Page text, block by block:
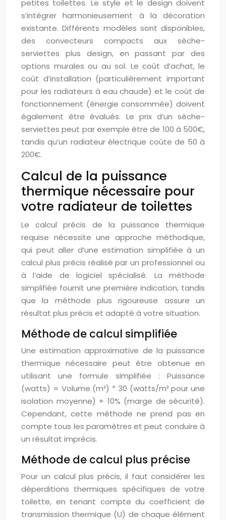
petites toilettes. Le style et le design doivent
s’intégrer harmonieusement à la décoration
existante. Différents modèles sont disponibles,
des convecteurs compacts aux sèche-
serviettes plus design, en passant par des
options murales ou au sol. Le coût d’achat, le
coût d’installation (particulièrement important
pour les radiateurs à eau chaude) et le coût de
fonctionnement (énergie consommée) doivent
également être évalués. Le prix d’un sèche-
serviettes peut par exemple être de 100 à 500€,
tandis qu’un radiateur électrique coûte de 50 à
200€.
Calcul de la puissance
thermique nécessaire pour
votre radiateur de toilettes
Le calcul précis de la puissance thermique
requise nécessite une approche méthodique,
qui peut aller d’une estimation simplifiée à un
calcul plus précis réalisé par un professionnel ou
à l’aide de logiciel spécialisé. La méthode
simplifiée fournit une première indication, tandis
que la méthode plus rigoureuse assure un
résultat plus précis et adapté à votre situation.
Méthode de calcul simplifiée
Une estimation approximative de la puissance
thermique nécessaire peut être obtenue en
utilisant une formule simplifiée : Puissance
(watts) = Volume (m³) * 30 (watts/m³ pour une
isolation moyenne) + 10% (marge de sécurité).
Cependant, cette méthode ne prend pas en
compte tous les paramètres et peut conduire à
un résultat imprécis.
Méthode de calcul plus précise
Pour un calcul plus précis, il faut considérer les
déperditions thermiques spécifiques de votre
toilette, en tenant compte du coefficient de
transmission thermique (U) de chaque élément